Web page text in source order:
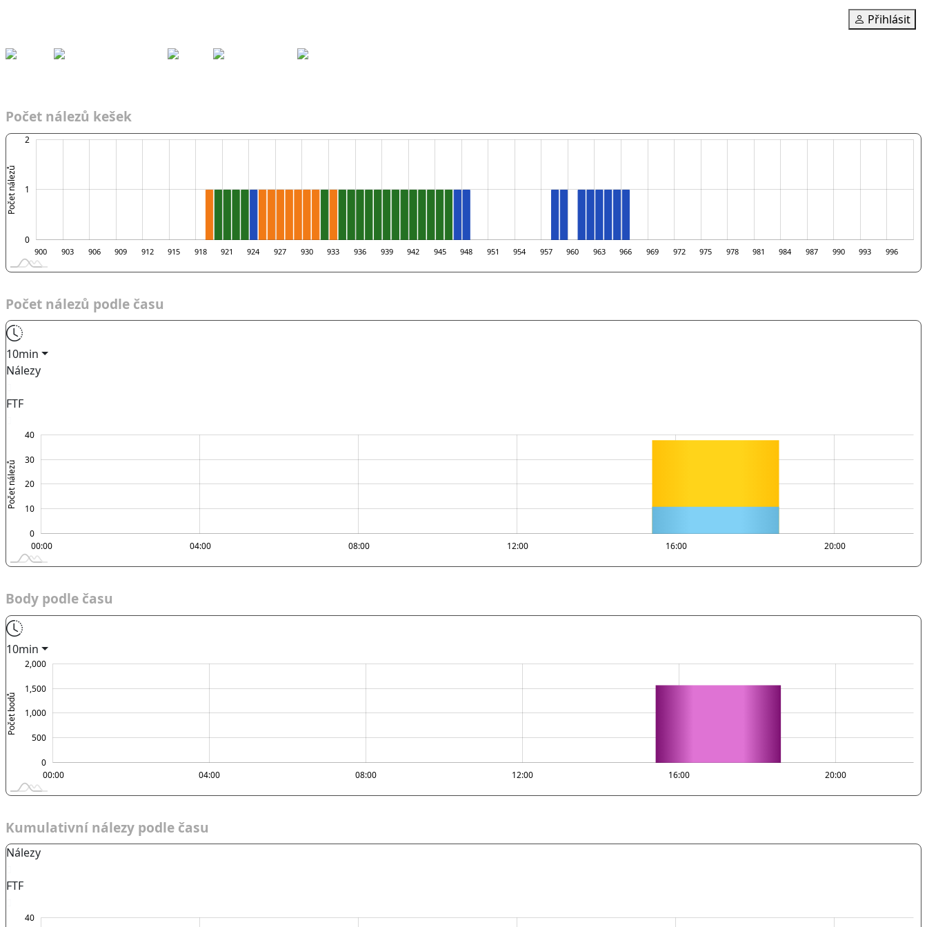
Přihlásit
Počet nálezů kešek
Počet nálezů 0
-2-1
0
1
2
3
900 903 906 909 912 915 918 921 924 927 930 933 936 939 942 945 948 951 954 957 960 963 966 969 972 975 978 981 984 987 990 993 996
Počet nálezů podle času
10min
Nálezy
FTF
Počet nálezů 10
0
10
20
30
40
L
00:00 04:00 08:00 12:00 16:00 20:00
00:00
Body podle času
10min
Počet bodů 1,000
0
500
1,000
1,500
2,000
L
00:00 04:00 08:00 12:00 16:00 20:00
00:00
Kumulativní nálezy podle času
Nálezy
FTF
40